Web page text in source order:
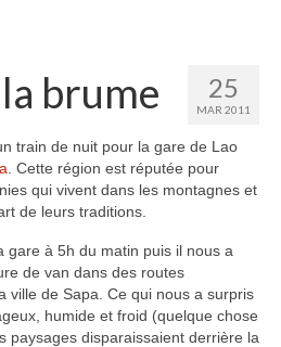
25
MAR 2011
brume
train de nuit pour la gare de Lao
. Cette région est réputée pour
qui vivent dans les montagnes et
de leurs traditions.
gare à 5h du matin puis il nous a
de van dans des routes
ville de Sapa. Ce qui nous a surpris
humide et froid (quelque chose
paysages disparaissaient derrière la